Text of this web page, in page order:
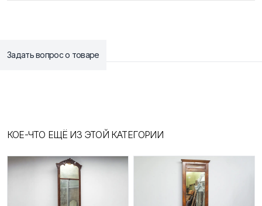
Задать вопрос о товаре
КОЕ-ЧТО ЕЩЁ ИЗ ЭТОЙ КАТЕГОРИИ